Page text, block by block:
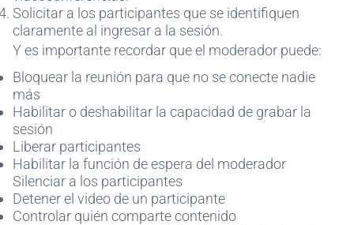
Solicitar a los participantes que se identifiquen
claramente al ingresar a la sesión.
Y es importante recordar que el moderador puede:
Bloquear la reunión para que no se conecte nadie
más
Habilitar o deshabilitar la capacidad de grabar la
sesión
Liberar participantes
Habilitar la función de espera del moderador
Silenciar a los participantes
Detener el video de un participante
Controlar quién comparte contenido